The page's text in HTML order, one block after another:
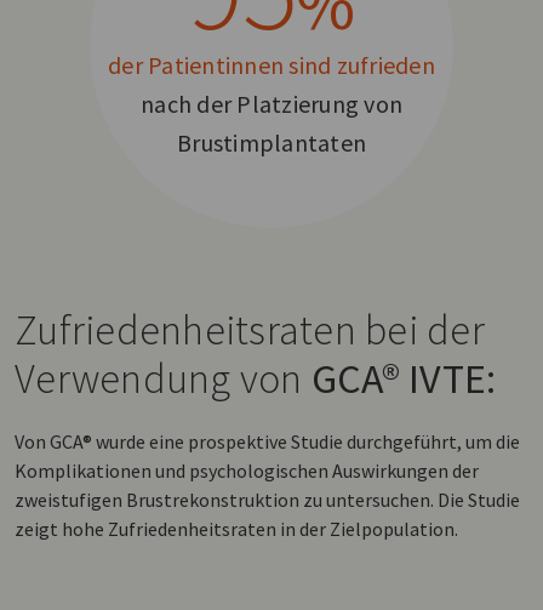
der Patientinnen sind zufrieden
nach der Platzierung von
Brustimplantaten
Zufriedenheitsraten bei der
Verwendung von GCA® IVTE:
Von GCA® wurde eine prospektive Studie durchgeführt, um die
Komplikationen und psychologischen Auswirkungen der
zweistufigen Brustrekonstruktion zu untersuchen. Die Studie
zeigt hohe Zufriedenheitsraten in der Zielpopulation.